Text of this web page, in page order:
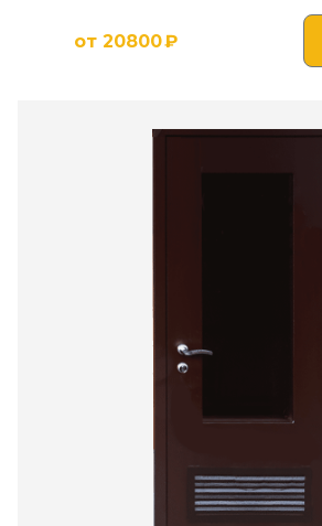
от 20800₽